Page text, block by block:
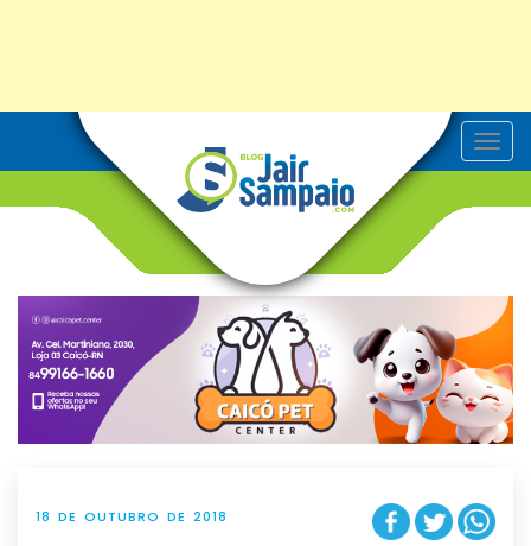
T
o
v
g
t
i
o
n
18 DE OUTUBRO DE 2018